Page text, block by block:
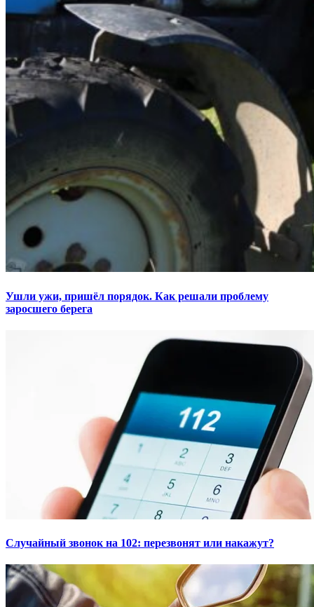
Ушли ужи, пришёл порядок. Как решали проблему
заросшего берега
Случайный звонок на 102: перезвонят или накажут?